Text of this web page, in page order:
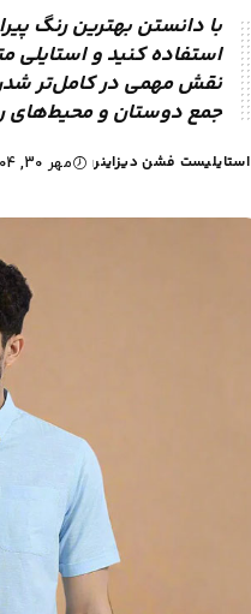
با دانستن بهترین رنگ
استفاده کنید و استایلی
نقش مهمی در کامل‌تر شدن
جمع دوستان و محیط‌های
استایلیست فشن دیزاینر مهر 30, 1404